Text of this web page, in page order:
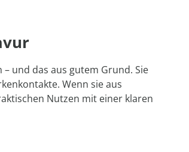
und das aus gutem Grund. Sie
Wenn sie aus
Nutzen mit einer klaren